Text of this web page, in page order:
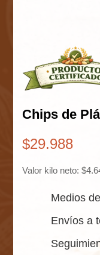
Chips de
$29.988
Valor kilo neto:
Medios
Envíos a